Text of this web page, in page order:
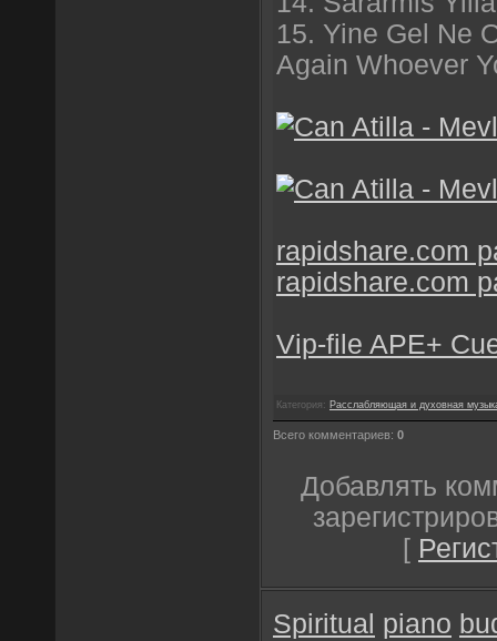
15. Yine Gel Ne
Again Whoever
rapidshare.com
rapidshare.com
Vip-file APE+
Категория: Расслабляющая и духовная
Всего комментариев: 0
Добавлять
[
Spiritual piano